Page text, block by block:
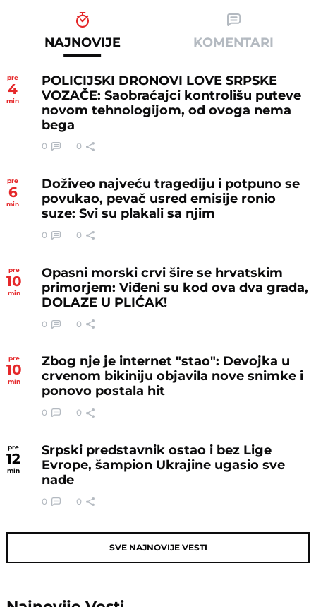
NAJNOVIJE KOMENTARI
pre
4
min
POLICIJSKI DRONOVI LOVE SRPSKE
VOZAČE: Saobraćajci kontrolišu puteve
novom tehnologijom, od ovoga nema
bega
0 0
pre
6
min
Doživeo najveću tragediju i potpuno se
povukao, pevač usred emisije ronio
suze: Svi su plakali sa njim
0 0
pre
10
min
Opasni morski crvi šire se hrvatskim
primorjem: Viđeni su kod ova dva grada,
DOLAZE U PLIĆAK!
0 0
pre
10
min
Zbog nje je internet "stao": Devojka u
crvenom bikiniju objavila nove snimke i
ponovo postala hit
0 0
pre
12
min
Srpski predstavnik ostao i bez Lige
Evrope, šampion Ukrajine ugasio sve
nade
0 0
SVE NAJNOVIJE VESTI